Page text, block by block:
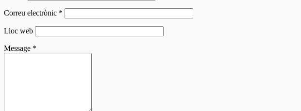
Correu electrònic *
Lloc web
Message *